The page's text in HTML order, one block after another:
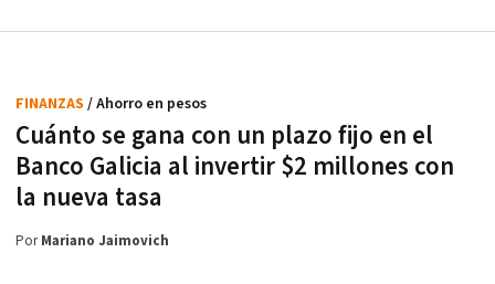
Cuánto se gana con un plazo fijo en el
Banco Galicia al invertir $2 millones con
la nueva tasa
FINANZAS / Ahorro en pesos
PorMariano Jaimovich